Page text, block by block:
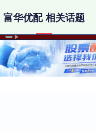
富华优配 相关话题